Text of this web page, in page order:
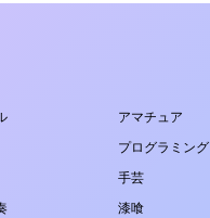
アマチュア
プログラミング
手芸
漆喰